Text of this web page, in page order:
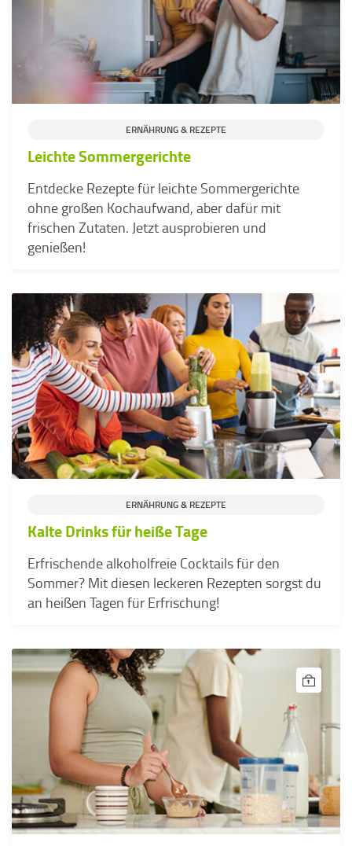
ERNÄHRUNG & REZEPTE
Leichte Sommergerichte
Entdecke Rezepte für leichte Sommergerichte
ohne großen Kochaufwand, aber dafür mit
frischen Zutaten. Jetzt ausprobieren und
genießen!
ERNÄHRUNG & REZEPTE
Kalte Drinks für heiße Tage
Erfrischende alkoholfreie Cocktails für den
Sommer? Mit diesen leckeren Rezepten sorgst du
an heißen Tagen für Erfrischung!